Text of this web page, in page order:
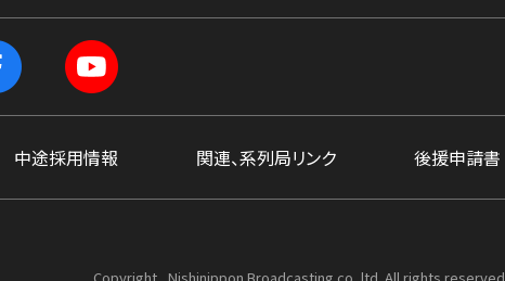
中途採用情報 関連、系列局リンク 後援申請書